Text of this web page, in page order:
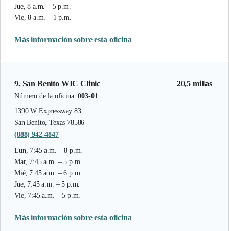
Jue, 8 a.m. – 5 p.m.
Vie, 8 a.m. – 1 p.m.
Más información sobre esta oficina
20,5 millas
9. San Benito WIC Clinic
Número de la oficina:003-01
1390 W Expressway 83
San Benito, Texas 78586
(888) 942-4847
Lun, 7:45 a.m. – 8 p.m.
Mar, 7:45 a.m. – 5 p.m.
Mié, 7:45 a.m. – 6 p.m.
Jue, 7:45 a.m. – 5 p.m.
Vie, 7:45 a.m. – 5 p.m.
Más información sobre esta oficina